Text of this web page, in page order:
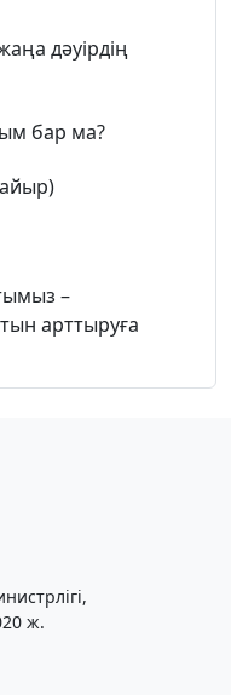
дәуірдің
бар ма?
–
арттыруға
ж.